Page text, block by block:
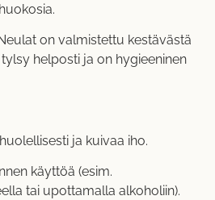
on valmistettu kestävästä
helposti ja on hygieeninen
ja kuivaa iho.
käyttöä (esim.
tai upottamalla alkoholiin).